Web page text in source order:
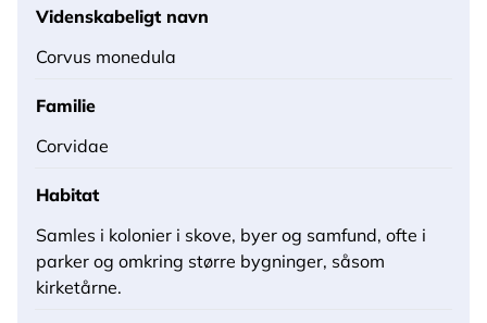
Videnskabeligt navn
Corvus monedula
Familie
Corvidae
Habitat
Samles i kolonier i skove, byer og samfund, ofte i
parker og omkring større bygninger, såsom
kirketårne.